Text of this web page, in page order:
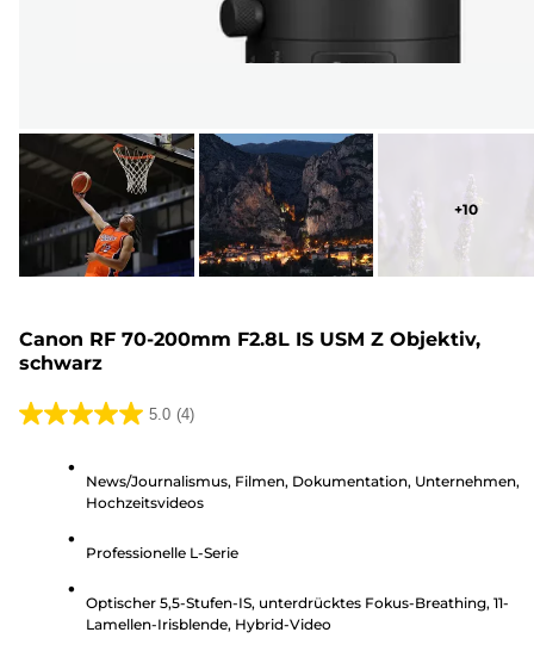
+10
Canon RF 70-200mm F2.8L IS USM Z Objektiv,
schwarz
5.0 (4)
5.0
Sternen.
News/Journalismus, Filmen, Dokumentation, Unternehmen,
Hochzeitsvideos
Professionelle L-Serie
Optischer 5,5-Stufen-IS, unterdrücktes Fokus-Breathing, 11-
Lamellen-Irisblende, Hybrid-Video